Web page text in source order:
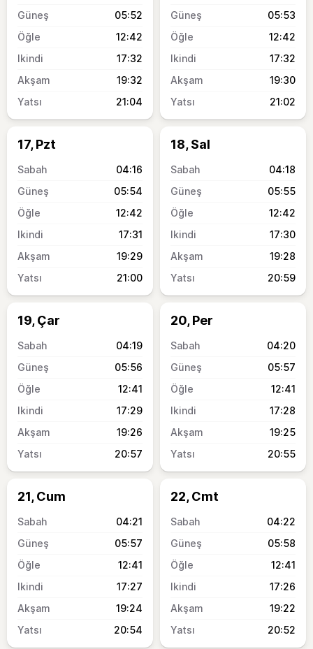
05:52
12:42
17:32
19:32
21:04
05:53
12:42
17:32
19:30
21:02
17, Pzt
04:16
05:54
12:42
17:31
19:29
21:00
18, Sal
04:18
05:55
12:42
17:30
19:28
20:59
19, Çar
04:19
05:56
12:41
17:29
19:26
20:57
20, Per
04:20
05:57
12:41
17:28
19:25
20:55
21, Cum
04:21
05:57
12:41
17:27
19:24
20:54
22, Cmt
04:22
05:58
12:41
17:26
19:22
20:52